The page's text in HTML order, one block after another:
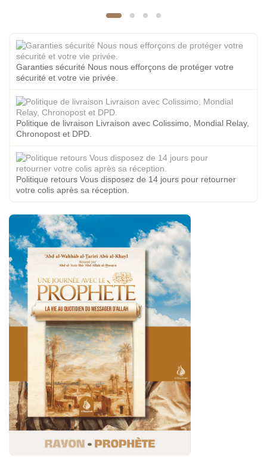
Garanties sécurité Nous nous efforçons de protéger votre
sécurité et votre vie privée.
Politique de livraison Livraison avec Colissimo, Mondial Relay,
Chronopost et DPD.
Politique retours Vous disposez de 14 jours pour retourner
votre colis après sa réception.